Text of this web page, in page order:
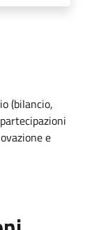
(bilancio,
e